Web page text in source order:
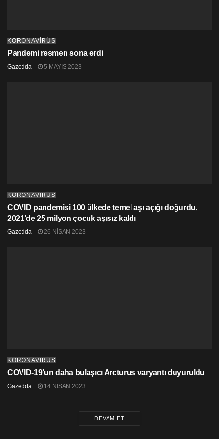
KORONAVİRÜS
Pandemi resmen sona erdi
Gazedda 5 MAYIS 2023
KORONAVİRÜS
COVID pandemisi 100 ülkede temel aşı açığı doğurdu,
2021’de 25 milyon çocuk aşısız kaldı
Gazedda 26 NISAN 2023
KORONAVİRÜS
COVID-19’un daha bulaşıcı Arcturus varyantı duyuruldu
Gazedda 14 NISAN 2023
DEVAM ET